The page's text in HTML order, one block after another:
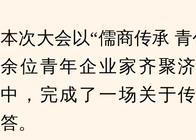
本次大会以“儒商传承
余位青年企业家齐聚
中，完成了一场关于
答。